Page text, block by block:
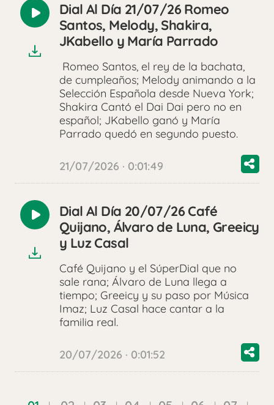
Reproducir
audio
Dial Al Día 21/07/26 Romeo
Santos, Melody, Shakira,
JKabello y María Parrado
Romeo Santos, el rey de la bachata,
de cumpleaños; Melody animando a la
Selección Española desde Nueva York;
Shakira Cantó el Dai Dai pero no en
español; JKabello ganó y María
Parrado quedó en segundo puesto.
21/07/2026 · 0:01:49
Reproducir
audio
Dial Al Día 20/07/26 Café
Quijano, Álvaro de Luna, Greeicy
y Luz Casal
Café Quijano y el SúperDial que no
sale rana; Álvaro de Luna llega a
tiempo; Greeicy y su paso por Música
Imaz; Luz Casal hace cantar a la
familia real.
20/07/2026 · 0:01:52